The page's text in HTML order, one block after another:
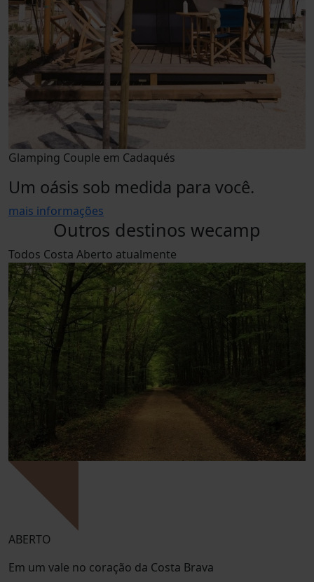
Glamping Couple em Cadaqués
Um oásis sob medida para você.
mais informações
Outros destinos wecamp
Todos Costa Aberto atualmente
ABERTO
Em um vale no coração da Costa Brava